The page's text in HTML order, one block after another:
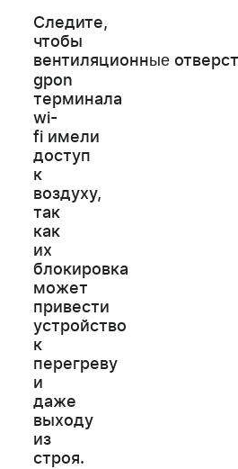
Следите,
чтобы
вентиляционные
gpon
терминала
wi-
fi имели
доступ
к
воздуху,
так
как
их
блокировка
может
привести
устройство
к
перегреву
и
даже
выходу
из
строя.